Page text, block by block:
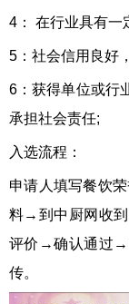
4： 在行业具有一
5：社会信用良好
6：获得单位或行
承担社会责任;
入选流程：
申请人填写餐饮
料→到中厨网收
评价→确认通过→
传。